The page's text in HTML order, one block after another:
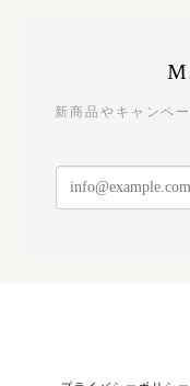
新商品やキャンペ